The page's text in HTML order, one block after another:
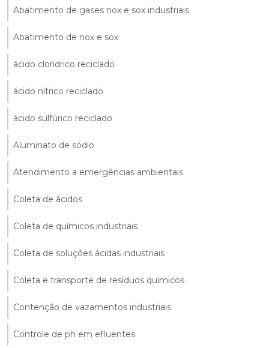
Abatimento de gases nox e sox industriais
Abatimento de nox e sox
ácido clorídrico reciclado
ácido nítrico reciclado
ácido sulfúrico reciclado
Aluminato de sódio
Atendimento a emergências ambientais
Coleta de ácidos
Coleta de químicos industriais
Coleta de soluções ácidas industriais
Coleta e transporte de resíduos químicos
Contenção de vazamentos industriais
Controle de ph em efluentes